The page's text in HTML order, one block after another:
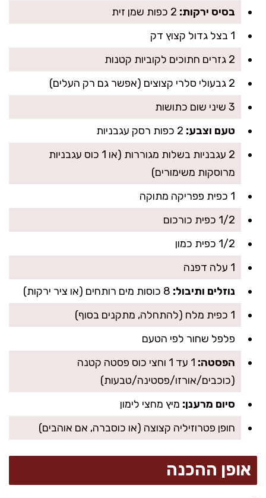
בסיס ירקות:
1 בצל גדול קצוץ דק
2 גזרים חתוכים לקוביות קטנות
2 גבעולי סלרי קצוצים (אפשר גם רק העלים)
3 שיני שום כתושות
טעם וצבע:
2 עגבניות בשלות מגוררות (או 1 כוס עגבניות
מרוסקות משימורים)
1 כפית פפריקה מתוקה
1/2 כפית כורכום
1/2 כפית כמון
1 עלה דפנה
נוזלים ותיבול:
1 כפית מלח (להתחלה, מתקנים בסוף)
פלפל שחור לפי הטעם
הפסטה:
1 עד 1 וחצי כוס פסטה קטנה
(כוכבים/אורזו/פסטינה/טבעות)
סיום מרענן: מיץ מחצי לימון
חופן פטרוזיליה קצוצה (או כוסברה, אם אוהבים)
אופן ההכנה